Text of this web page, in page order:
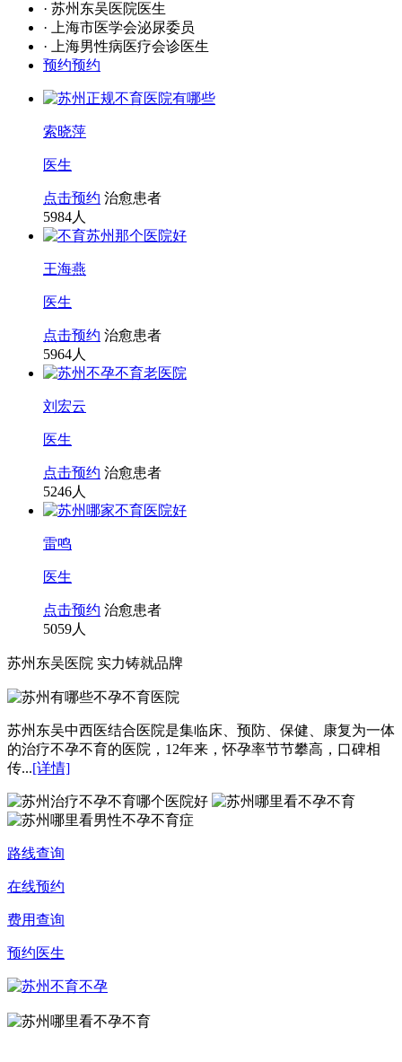
· 苏州东吴医院医生
· 上海市医学会泌尿委员
· 上海男性病医疗会诊医生
预约预约
索晓萍
医生
点击预约 治愈患者
5984人
王海燕
医生
点击预约 治愈患者
5964人
刘宏云
医生
点击预约 治愈患者
5246人
雷鸣
医生
点击预约 治愈患者
5059人
苏州东吴医院 实力铸就品牌
苏州东吴中西医结合医院是集临床、预防、保健、康复为一体
的治疗不孕不育的医院，12年来，怀孕率节节攀高，口碑相
传...[详情]
路线查询
在线预约
费用查询
预约医生